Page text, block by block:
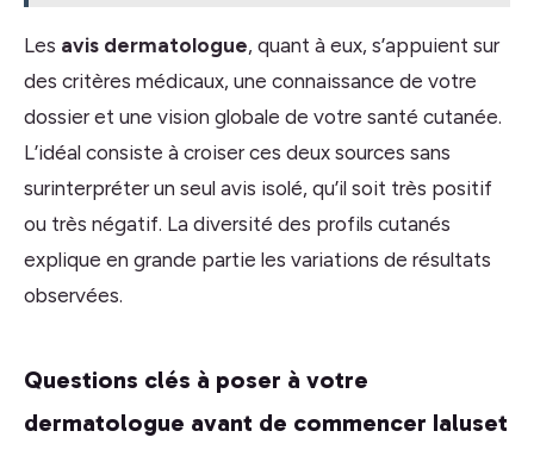
Les avis dermatologue, quant à eux, s’appuient sur
des critères médicaux, une connaissance de votre
dossier et une vision globale de votre santé cutanée.
L’idéal consiste à croiser ces deux sources sans
surinterpréter un seul avis isolé, qu’il soit très positif
ou très négatif. La diversité des profils cutanés
explique en grande partie les variations de résultats
observées.
Questions clés à poser à votre
dermatologue avant de commencer Ialuset